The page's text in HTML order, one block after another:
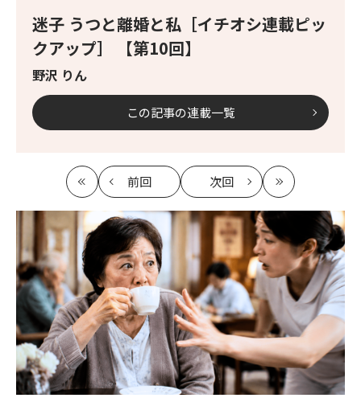
迷子 うつと離婚と私［イチオシ連載ピッ
クアップ］ 【第10回】
野沢 りん
この記事の連載一覧
最
初
前回
記
事
へ
次回
記
事
へ
最
新